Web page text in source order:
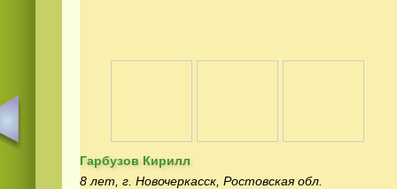
Гарбузов Кирилл
8 лет, г. Новочеркасск, Ростовская обл.